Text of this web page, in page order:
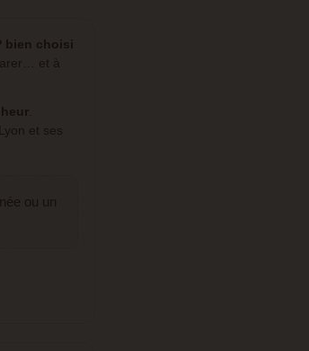
bien choisi
et à
et ses
ou un